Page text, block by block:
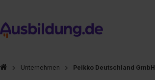
Unternehmen Peikko Deutschland GmbH